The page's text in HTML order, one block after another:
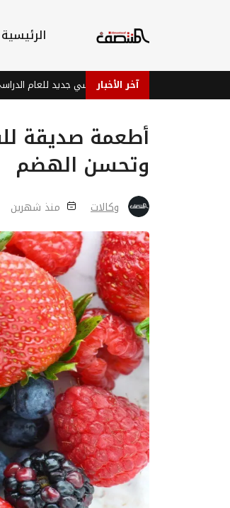
الرئيسية
آخر الأخبار
شبوة: لا إلزام بزي مدرسي جديد للعام الدراسي 2026-2027
وتحسن الهضم
وكالات منذ شهرين